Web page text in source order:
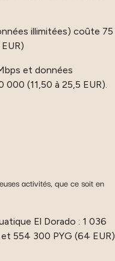
illimitées) coûte 75
et données
(11,50 à 25,5 EUR).
activités, que ce soit en
El Dorado : 1 036
554 300 PYG (64 EUR)